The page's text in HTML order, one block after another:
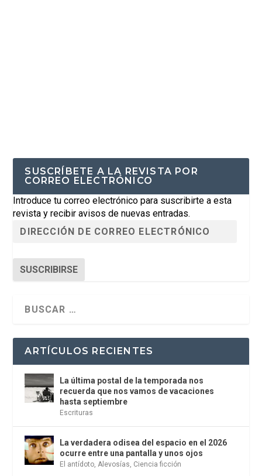
SUSCRÍBETE A LA REVISTA POR
CORREO ELECTRÓNICO
Introduce tu correo electrónico para suscribirte a esta
revista y recibir avisos de nuevas entradas.
SUSCRIBIRSE
ARTÍCULOS RECIENTES
La última postal de la temporada nos
recuerda que nos vamos de vacaciones
hasta septiembre
Escrituras
La verdadera odisea del espacio en el 2026
ocurre entre una pantalla y unos ojos
El antídoto Alevosías Ciencia ficción